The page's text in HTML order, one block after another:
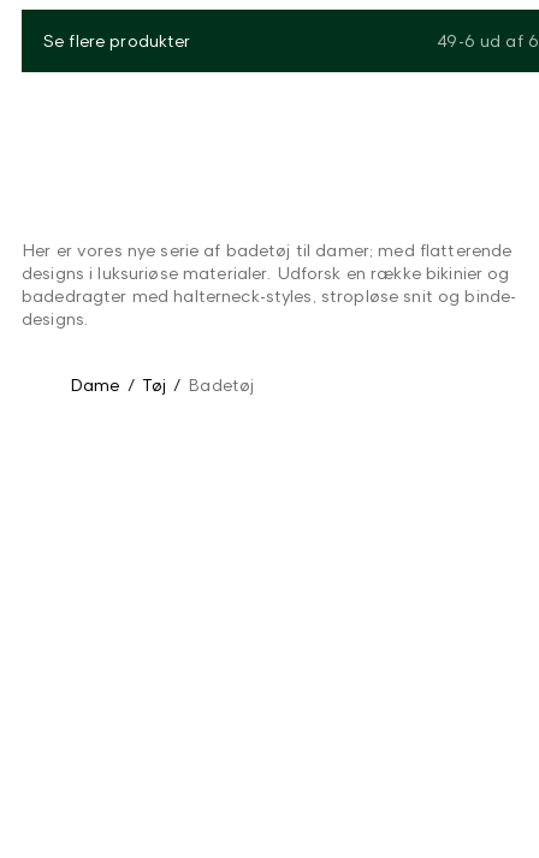
Se flere produkter 49-6 ud af 6
Her er vores nye serie af badetøj til damer; med flatterende
designs i luksuriøse materialer. Udforsk en række bikinier og
badedragter med halterneck-styles, stropløse snit og binde-
designs.
Dame / Tøj / Badetøj